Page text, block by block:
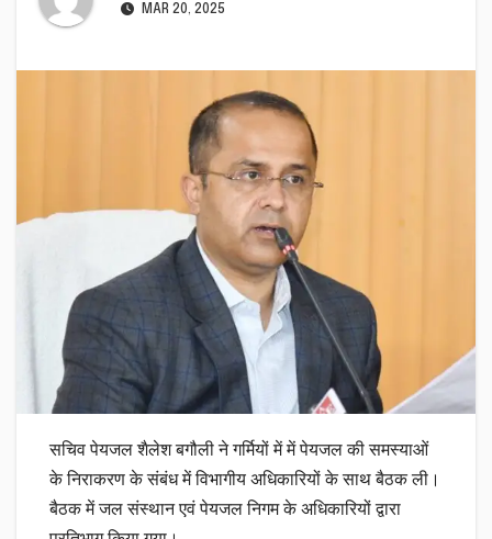
MAR 20, 2025
सचिव पेयजल शैलेश बगौली ने गर्मियों में में पेयजल की समस्याओं
के निराकरण के संबंध में विभागीय अधिकारियों के साथ बैठक ली।
बैठक में जल संस्थान एवं पेयजल निगम के अधिकारियों द्वारा